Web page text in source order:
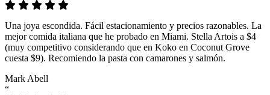
Una joya escondida. Fácil estacionamiento y precios razonables. La
mejor comida italiana que he probado en Miami. Stella Artois a $4
(muy competitivo considerando que en Koko en Coconut Grove
cuesta $9). Recomiendo la pasta con camarones y salmón.
Mark Abell
“